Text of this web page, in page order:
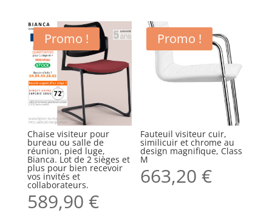
Promo !
Chaise visiteur pour
bureau ou salle de
réunion, pied luge,
Bianca. Lot de 2 sièges et
plus pour bien recevoir
vos invités et
collaborateurs.
589,90 €
Promo !
Fauteuil visiteur cuir,
similicuir et chrome au
design magnifique, Class
M
663,20€